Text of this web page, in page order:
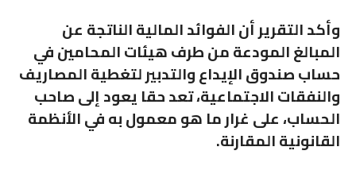
وأكد التقرير أن الفوائد المالية الناتجة عن
المبالغ المودعة من طرف هيئات المحامين في
حساب صندوق الإيداع والتدبير لتغطية المصاريف
والنفقات الاجتماعية، تعد حقا يعود إلى صاحب
الحساب، على غرار ما هو معمول به في الأنظمة
القانونية المقارنة.